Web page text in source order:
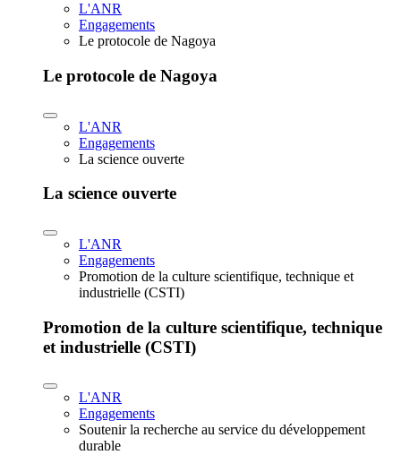
L'ANR
Engagements
Le protocole de Nagoya
Le protocole de Nagoya
L'ANR
Engagements
La science ouverte
La science ouverte
L'ANR
Engagements
Promotion de la culture scientifique, technique et
industrielle (CSTI)
Promotion de la culture scientifique, technique
et industrielle (CSTI)
L'ANR
Engagements
Soutenir la recherche au service du développement
durable